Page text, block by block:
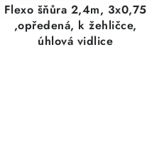
Flexo šňůra 2,4m, 3x0,75
,opředená, k žehličce,
úhlová vidlice